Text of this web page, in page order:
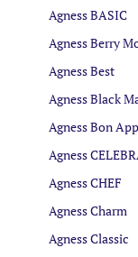
Agness BASIC
Agness Berry
Agness Best
Agness Black
Agness Bon
Agness
Agness CHEF
Agness Charm
Agness Classic